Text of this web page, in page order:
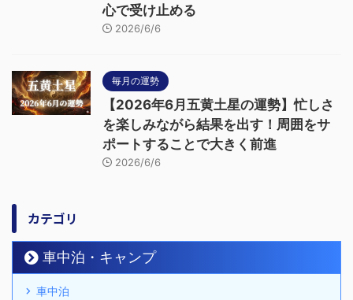
心で受け止める
2026/6/6
毎月の運勢
【2026年6月五黄土星の運勢】忙しさ
を楽しみながら結果を出す！周囲をサ
ポートすることで大きく前進
2026/6/6
カテゴリ
車中泊・キャンプ
車中泊